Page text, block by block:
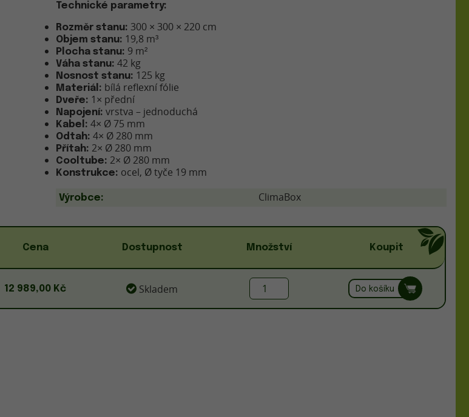
Technické parametry:
Rozměr stanu: 300 × 300 × 220 cm
Objem stanu: 19,8 m³
Plocha stanu: 9 m²
Váha stanu: 42 kg
Nosnost stanu: 125 kg
Materiál: bílá reflexní fólie
Dveře: 1× přední
Napojení: vrstva – jednoduchá
Kabel: 4× Ø 75 mm
Odtah: 4× Ø 280 mm
Přítah: 2× Ø 280 mm
Cooltube: 2× Ø 280 mm
Konstrukce: ocel, Ø tyče 19 mm
Výrobce: ClimaBox
Cena Dostupnost Množství Koupit
12 989,00 Kč Skladem Do košíku